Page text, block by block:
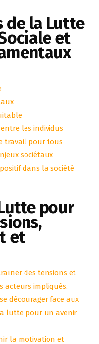
de la Lutte
et
les individus
travail pour tous
sociétaux
dans la société
pour
et
des tensions et
acteurs impliqués.
décourager face aux
lutte pour un avenir
la motivation et